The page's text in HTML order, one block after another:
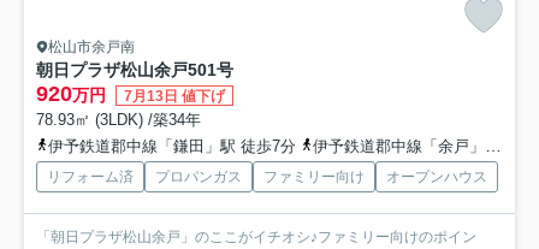
松山市余戸南
朝日プラザ松山余戸501号
920万円 7月13日 値下げ
78.93㎡ (3LDK) /築34年
伊予鉄道郡中線「鎌田」駅 徒歩7分
伊予鉄道郡中線「余戸」駅 徒歩13分
リフォーム済 プロパンガス ファミリー向け オープンハウス
「朝日プラザ松山余戸」のここがイチオシ♪ファミリー向けのポイン